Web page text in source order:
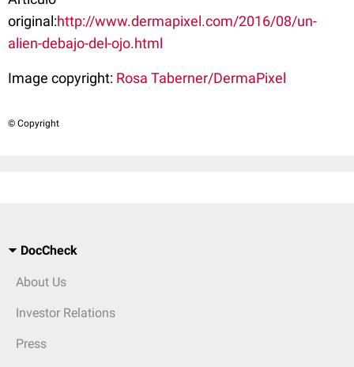
original:http://www.dermapixel.com/2016/08/un-
alien-debajo-del-ojo.html
Image copyright: Rosa Taberner/DermaPixel
© Copyright
DocCheck
About Us
Investor Relations
Press